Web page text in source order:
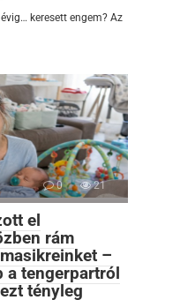
keresett engem? Az
0 21
el
rám
–
a tengerpartról
tényleg